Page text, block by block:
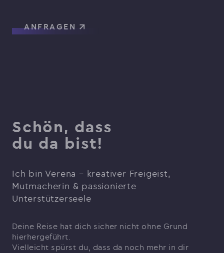
ANFRAGEN
Schön, dass
du da bist!
Ich bin Verena – kreativer Freigeist,
Mutmacherin & passionierte
Unterstützerseele
Deine Reise hat dich sicher nicht ohne Grund
hierhergeführt.
Vielleicht spürst du, dass da noch mehr in dir